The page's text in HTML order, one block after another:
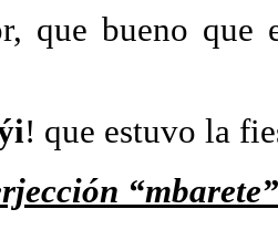
que
! que estuvo la
“mbarete”